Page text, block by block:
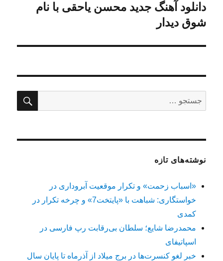
نوشته
بعدی:
دانلود آهنگ جدید محسن یاحقی با نام
شوق دیدار
برای:
نوشته‌های تازه
«اسباب زحمت» و تکرار موقعیت آبروداری در
خواستگاری: شباهت با «پایتخت7» و چرخه تکرار در
کمدی
محمدرضا شایع؛ سلطان بی‌رقابت رپ فارسی در
اسپاتیفای
خبر لغو کنسرت‌ها در برج میلاد از آذرماه تا پایان سال